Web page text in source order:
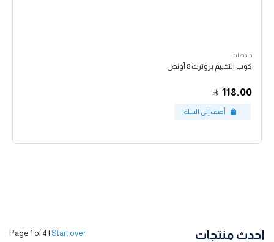
حافظات
كوب التخييم بروترك 8 أونص
118.00
احدث منتجات Page 1 of 4 | Start over